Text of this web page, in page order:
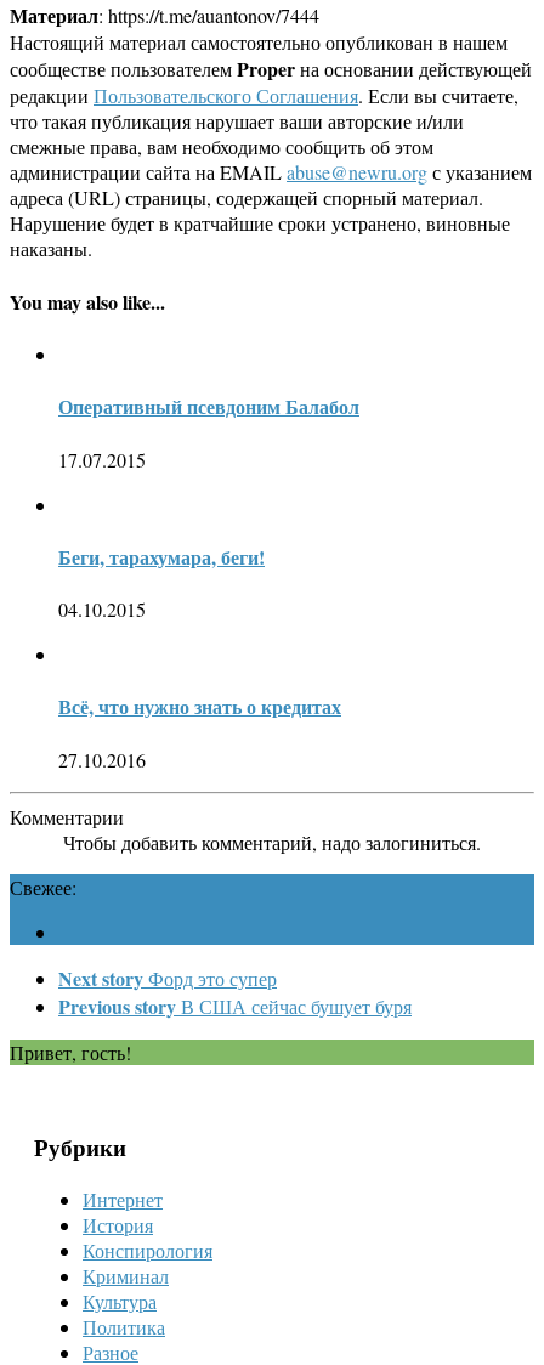
Материал: https://t.me/auantonov/7444
Настоящий материал самостоятельно опубликован в нашем
сообществе пользователемProperна основании действующей
редакции Пользовательского Соглашения. Если вы считаете,
что такая публикация нарушает ваши авторские и/или
смежные права, вам необходимо сообщить об этом
администрации сайта на EMAILabuse@newru.orgс указанием
адреса (URL) страницы, содержащей спорный материал.
Нарушение будет в кратчайшие сроки устранено, виновные
наказаны.
You may also like...
Оперативный псевдоним Балабол
17.07.2015
Беги, тарахумара, беги!
04.10.2015
Всё, что нужно знать о кредитах
27.10.2016
Комментарии
Чтобы добавить комментарий, надо залогиниться.
Свежее:
Next storyФорд это супер
Previous storyВ США сейчас бушует буря
Привет, гость!
Рубрики
Интернет
История
Конспирология
Криминал
Культура
Политика
Разное